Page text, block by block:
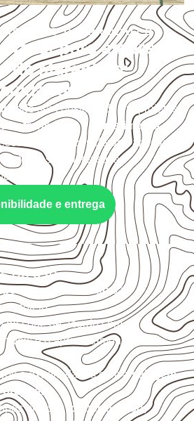
DO PRODUTO
para empresas
do Maranhão:
pode ser considerado em projetos
transporte e revestimento
deve considerar a aplicação,
e as características
e entrega
de uso
e o formatosão
o projeto.
corte de acordo com as
e o aproveitamento
e extremidades com aselagem
projeto.
em local coberto, seco,